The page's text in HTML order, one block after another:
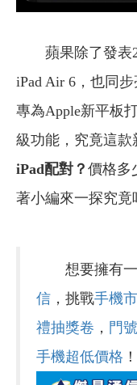
蘋果除了發表
iPad Air 6，也同
專為Apple新平板
級功能，究竟這款
iPad配對？ 價格多
著小編來一探究竟
想要擁有一
信 ，挑戰手機
禮抽獎卷 ， 門
手機超低價格